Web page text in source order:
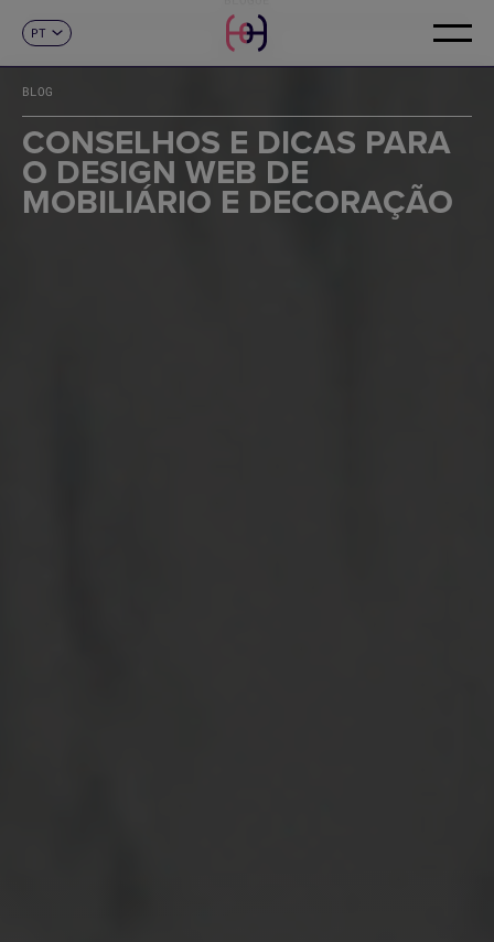
EN
FR
DE
IT
PT
CONTACTO
BLOG
CONSELHOS E DICAS PARA
O DESIGN WEB DE
MOBILIÁRIO E DECORAÇÃO